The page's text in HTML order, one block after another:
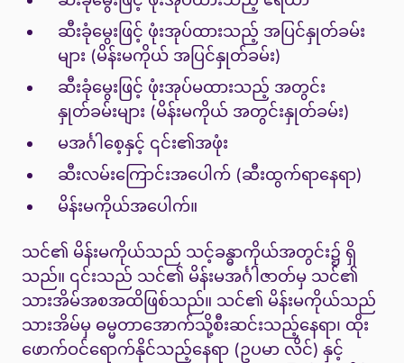
ဆီးခုံမွေးဖြင့် ဖုံးအုပ်ထားသည့် အပြင်နှုတ်ခမ်း
များ (မိန်းမကိုယ် အပြင်နှုတ်ခမ်း)
ဆီးခုံမွေးဖြင့် ဖုံးအုပ်မထားသည့် အတွင်း
နှုတ်ခမ်းများ (မိန်းမကိုယ် အတွင်းနှုတ်ခမ်း)
မအင်္ဂါစေ့နှင့် ၎င်း၏အဖုံး
ဆီးလမ်းကြောင်းအပေါက် (ဆီးထွက်ရာနေရာ)
မိန်းမကိုယ်အပေါက်။
သင်၏ မိန်းမကိုယ်သည် သင့်ခန္ဓာကိုယ်အတွင်း၌ ရှိ
သည်။ ၎င်းသည် သင်၏ မိန်းမအင်္ဂါဇာတ်မှ သင်၏
သားအိမ်အစအထိဖြစ်သည်။ သင်၏ မိန်းမကိုယ်သည်
သားအိမ်မှ ဓမ္မတာအောက်သို့စီးဆင်းသည့်နေရာ၊ ထိုး
ဖောက်ဝင်ရောက်နိုင်သည့်နေရာ (ဥပမာ လိင်) နှင့်